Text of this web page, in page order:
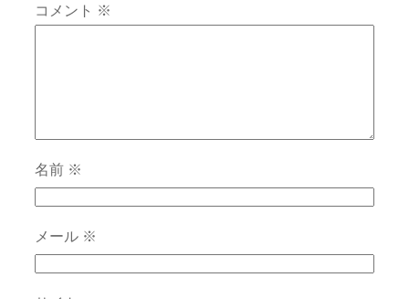
コメント ※
名前 ※
メール ※